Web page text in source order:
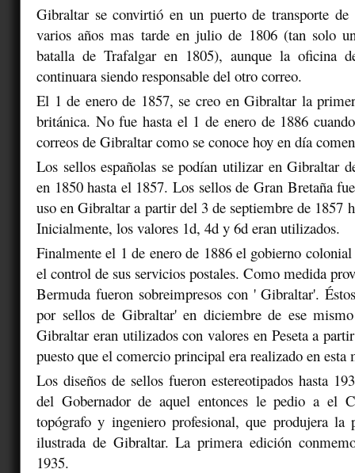
Gibraltar se convirtió en un puerto de transporte de
varios años mas tarde en julio de 1806 (tan solo
batalla de Trafalgar en 1805), aunque la oficina
continuara siendo responsable del otro correo.
El 1 de enero de 1857, se creo en Gibraltar la
británica. No fue hasta el 1 de enero de 1886
correos de Gibraltar como se conoce hoy en día
Los sellos españolas se podían utilizar en Gibraltar
en 1850 hasta el 1857. Los sellos de Gran Bretaña
uso en Gibraltar a partir del 3 de septiembre de 1857
Inicialmente, los valores 1d, 4d y 6d eran utilizados.
Finalmente el 1 de enero de 1886 el gobierno
el control de sus servicios postales. Como medida
Bermuda fueron sobreimpresos con ' Gibraltar'.
por sellos de Gibraltar' en diciembre de ese
Gibraltar eran utilizados con valores en Peseta a
puesto que el comercio principal era realizado en esta
Los diseños de sellos fueron estereotipados hasta
del Gobernador de aquel entonces le pedio a el
topógrafo y ingeniero profesional, que produjera la
ilustrada de Gibraltar. La primera edición
1935.